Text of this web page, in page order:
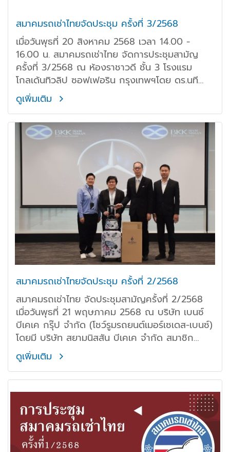
สมาคมรถเช่าไทยจัดประชุม ครั้งที่ 3/2568
เมื่อวันพุธที่ 20 สิงหาคม 2568 เวลา 14.00 -
16.00 น. สมาคมรถเช่าไทย จัดการประชุมสามัญ
ครั้งที่ 3/2568 ณ ห้องราชาวดี ชั้น 3 โรงแรม
โกลเด้นทิวลิป ซอฟเฟอริน กรุงเทพฯโดย ดร.นที
วรรธนะโกวินท์ นายกสมาคม พร้อมด้วยสมาชิก เข้า
ร่วมประชุมกันอย่างพร้อมเพรียง เพื่อหารือและ
พิจารณาประเด็นสำคัญต่างๆ ที่ส่งผลต่อการดำเนิน
ธุรกิจในอุตสาหกรรมรถเช่า ดังนี้
ดูเพิ่มเติม
สมาคมรถเช่าไทยจัดประชุม ครั้งที่ 2/2568
สมาคมรถเช่าไทย จัดประชุมสามัญครั้งที่ 2/2568
เมื่อวันพุธที่ 21 พฤษภาคม 2568 ณ บริษัท เบนซ์
บีเคเค กรุ๊ป จำกัด (โชว์รูมรถยนต์เมอร์เซเดส-เบนซ์)
โดยมี บริษัท สยามนิสสัน บีเคเค จำกัด สมาชิก
สามัญของสมาคมฯ ให้เกียรติเป็นเจ้าภาพดร.นที
วรรธนะโกวินท์ นายกสมาคม และคุณพรนิฤทธ์ เลิศ
ธีรพงศ์ กรรมการเหรัญญิกสมาคม ได้มอบของที่
ระลึกให้กับ คุณพุทธิกาญจน์ ลิขิตพฤกษ์ กรรมการ
ผู้จัดการ บริษัท สยามนิสสัน บีเคเค จำกัด และคุณ
ตวงรัตน์ ลิขิตพฤกษ์ กรรมการผู้จัดการ บริษัท
เบนซ์ บีเคเค กรุ๊ป จำกัด
ดูเพิ่มเติม